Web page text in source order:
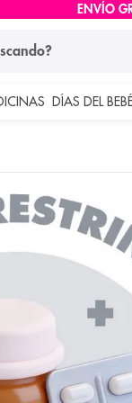
ENVÍO
DÍAS DEL
buscados